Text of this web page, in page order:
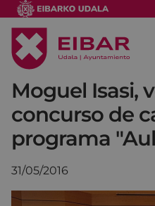
Moguel Isasi,
concurso de
programa
31/05/2016